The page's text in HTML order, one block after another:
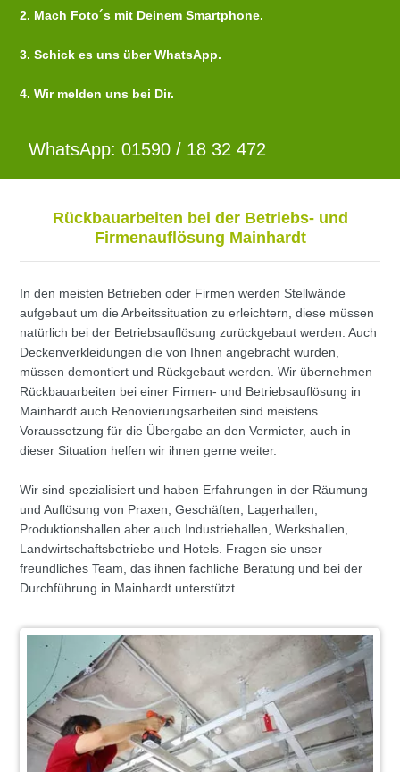
2. Mach Foto´s mit Deinem Smartphone.
3. Schick es uns über WhatsApp.
4. Wir melden uns bei Dir.
WhatsApp: 01590 / 18 32 472
Rückbauarbeiten bei der Betriebs- und
Firmenauflösung Mainhardt
In den meisten Betrieben oder Firmen werden Stellwände
aufgebaut um die Arbeitssituation zu erleichtern, diese müssen
natürlich bei der Betriebsauflösung zurückgebaut werden. Auch
Deckenverkleidungen die von Ihnen angebracht wurden,
müssen demontiert und Rückgebaut werden. Wir übernehmen
Rückbauarbeiten bei einer Firmen- und Betriebsauflösung in
Mainhardt auch Renovierungsarbeiten sind meistens
Voraussetzung für die Übergabe an den Vermieter, auch in
dieser Situation helfen wir ihnen gerne weiter.
Wir sind spezialisiert und haben Erfahrungen in der Räumung
und Auflösung von Praxen, Geschäften, Lagerhallen,
Produktionshallen aber auch Industriehallen, Werkshallen,
Landwirtschaftsbetriebe und Hotels. Fragen sie unser
freundliches Team, das ihnen fachliche Beratung und bei der
Durchführung in Mainhardt unterstützt.